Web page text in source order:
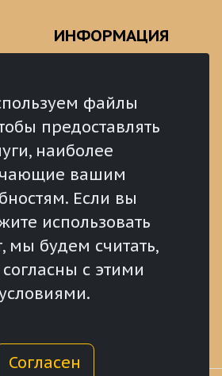
файлы
предоставлять
наиболее
вашим
Если вы
использовать
мы будем считать,
с этими
Согласен
ИНФОРМАЦИЯ
аналитические
материалы
Реализация Послания
Президента РФ
Федеральному
Собранию РФ
Местное
самоуправление
Финансы
Награды